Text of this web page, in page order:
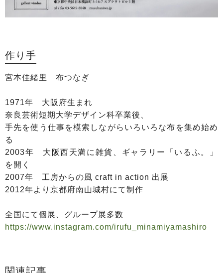
作り手
宮本佳緒里 布つなぎ
1971年 大阪府生まれ
奈良芸術短期大学デザイン科卒業後、
手先を使う仕事を模索しながらいろいろな布を集め始め
る
2003年 大阪西天満に雑貨、ギャラリー「いるふ。」
を開く
2007年 工房からの風 craft in action 出展
2012年より京都府南山城村にて制作
全国にて個展、グループ展多数
https://www.instagram.com/irufu_minamiyamashiro